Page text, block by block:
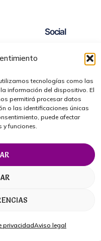
tecnologías como las
información del dispositivo. El
permitirá procesar datos
o las identificaciones únicas
puede afectar
y funciones.
privacidadAviso legal
Social
Twitter/X